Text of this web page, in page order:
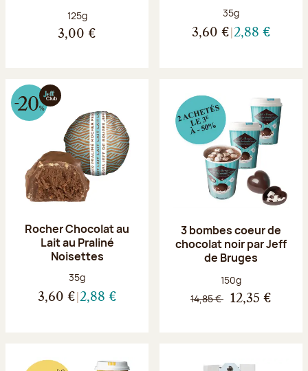
Poids net :
125g
3,00 €
Poids net :
35g
3,60 € 2,88 €
Rocher Chocolat au
Lait au Praliné
Noisettes
Poids net :
35g
3,60 € 2,88 €
3 bombes coeur de
chocolat noir par Jeff
de Bruges
Poids net :
150g
14,85 € 12,35 €